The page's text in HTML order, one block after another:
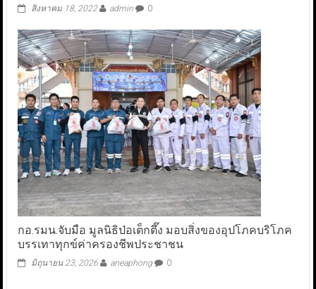
สิงหาคม 18, 2022 admin 0
กอ.รมน.จับมือ มูลนิธิป่อเต็กตึ๊ง มอบสิ่งของอุปโภคบริโภค
บรรเทาทุกข์ค่าครองชีพประชาชน
มิถุนายน 23, 2026 aneaphong 0